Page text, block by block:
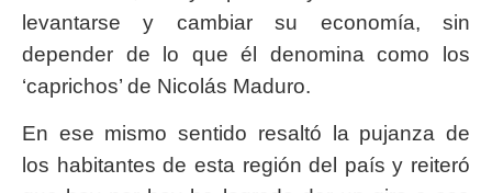
levantarse y cambiar su economía, sin
depender de lo que él denomina como los
‘caprichos’ de Nicolás Maduro.
En ese mismo sentido resaltó la pujanza de
los habitantes de esta región del país y reiteró